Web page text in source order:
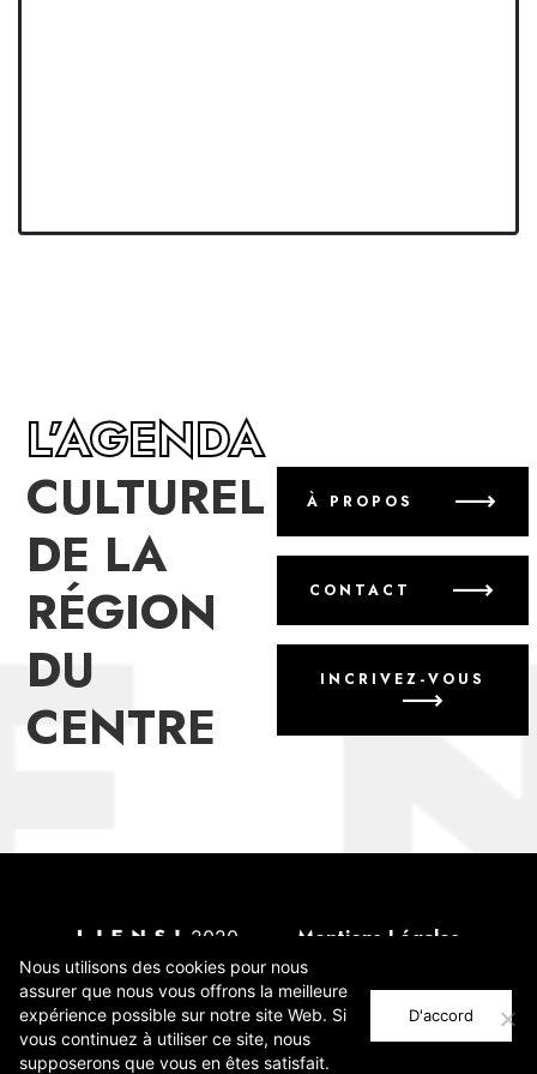
L’AGENDA
CULTUREL
DE LA
RÉGION
DU
CENTRE
À PROPOS
CONTACT
INCRIVEZ-VOUS
2020
Mentions Légales
Annoncer un événement
Incrivez-vous
Nous utilisons des cookies pour nous
assurer que nous vous offrons la meilleure
expérience possible sur notre site Web. Si
vous continuez à utiliser ce site, nous
supposerons que vous en êtes satisfait.
D'accord